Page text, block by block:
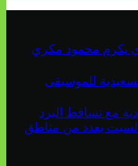
يكرم محمود مكري
للموسيقى
مع تساقط البرد
بعدد من مناطق